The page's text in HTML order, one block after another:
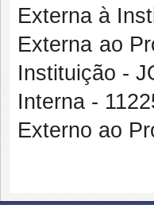
Externa à
Externa ao
Instituição -
Interna -
Externo ao